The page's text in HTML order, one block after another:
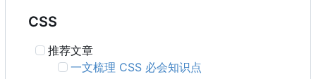
CSS
推荐文章
一文梳理 CSS 必会知识点